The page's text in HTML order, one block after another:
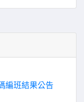
編班結果公告